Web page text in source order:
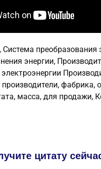
Система преобразования
энергии,
фабрика,
масса, для продажи,
цитату